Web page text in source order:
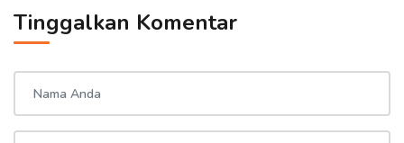
Tinggalkan Komentar